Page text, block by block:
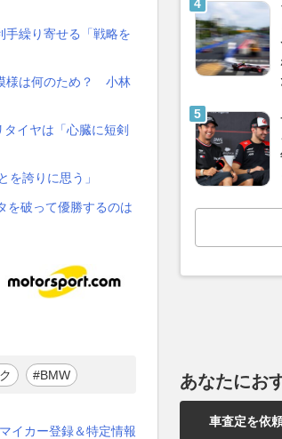
手繰り寄せる「戦略を
様は何のため？ 小林
イヤは「心臓に短剣
誇りに思う」
を破って優勝するのは
#BMW
イカー登録＆特定情報
あなたにお
車査定を依